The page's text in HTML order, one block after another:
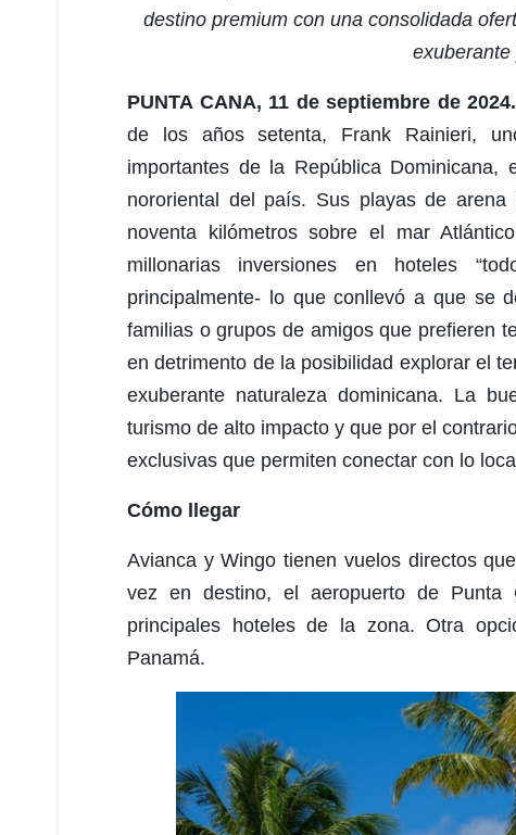
destino premium con una consolidada
exuberante
PUNTA CANA, 11 de septiembre de 2024.
de los años setenta, Frank Rainieri,
importantes de la República
nororiental del país. Sus playas de
noventa kilómetros sobre el mar
millonarias inversiones en hoteles
principalmente- lo que conllevó a que se
familias o grupos de amigos que prefieren
en detrimento de la posibilidad explorar el
exuberante naturaleza dominicana. La
turismo de alto impacto y que por el
exclusivas que permiten conectar con lo
Cómo llegar
Avianca y Wingo tienen vuelos directos
vez en destino, el aeropuerto de
principales hoteles de la zona. Otra
Panamá.